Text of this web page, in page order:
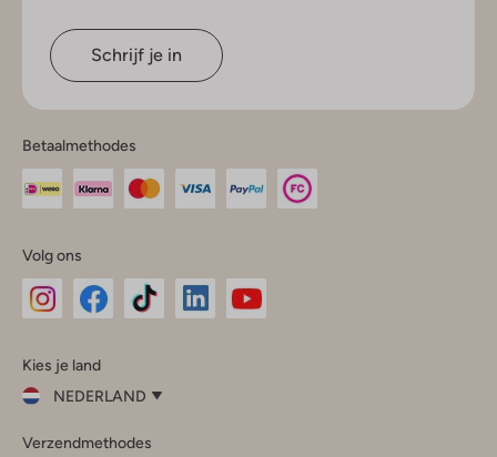
Schrijf je in
Betaalmethodes
Volg ons
InstagramFacebook
Kies je land
NEDERLAND
je
Verzendmethodes